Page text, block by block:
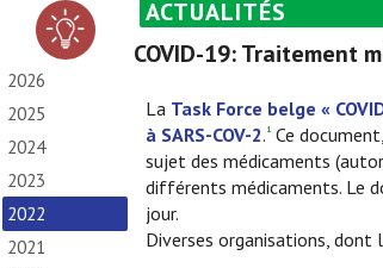
2026
2025
2024
2023
2022
2021
ACTUALITÉS
COVID-19: Traitement
La Task Force belge «
à SARS-COV-2. 1 Ce
sujet des médicaments
différents médicaments. Le
jour.
Diverses organisations, dont